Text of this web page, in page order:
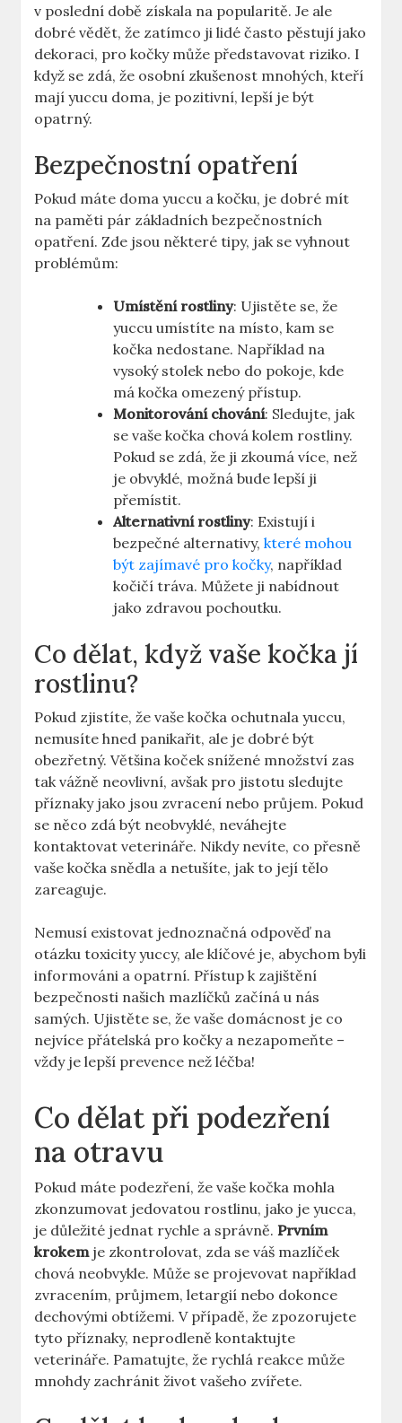
v poslední době získala na popularitě. Je ale
dobré vědět, že zatímco ji lidé často pěstují jako
dekoraci, pro kočky může představovat riziko. I
když se zdá, že osobní zkušenost mnohých, kteří
mají yuccu doma, je pozitivní, lepší je být
opatrný.
Bezpečnostní opatření
Pokud máte doma yuccu a kočku, je dobré mít
na paměti pár základních bezpečnostních
opatření. Zde jsou některé tipy, jak se vyhnout
problémům:
Umístění rostliny: Ujistěte se, že
yuccu umístíte na místo, kam se
kočka nedostane. Například na
vysoký stolek nebo do pokoje, kde
má kočka omezený přístup.
Monitorování chování: Sledujte, jak
se vaše kočka chová kolem rostliny.
Pokud se zdá, že ji zkoumá více, než
je obvyklé, možná bude lepší ji
přemístit.
Alternativní rostliny: Existují i
bezpečné alternativy,které mohou
být zajímavé pro kočky, například
kočičí tráva. Můžete ji nabídnout
jako zdravou pochoutku.
Co dělat, když vaše kočka jí
rostlinu?
Pokud zjistíte, že vaše kočka ochutnala yuccu,
nemusíte hned panikařit, ale je dobré být
obezřetný. Většina koček snížené množství zas
tak vážně neovlivní, avšak pro jistotu sledujte
příznaky jako jsou zvracení nebo průjem. Pokud
se něco zdá být neobvyklé, neváhejte
kontaktovat veterináře. Nikdy nevíte, co přesně
vaše kočka snědla a netušíte, jak to její tělo
zareaguje.
Nemusí existovat jednoznačná odpověď na
otázku toxicity yuccy, ale klíčové je, abychom byli
informováni a opatrní. Přístup k zajištění
bezpečnosti našich mazlíčků začíná u nás
samých. Ujistěte se, že vaše domácnost je co
nejvíce přátelská pro kočky a nezapomeňte –
vždy je lepší prevence než léčba!
Co dělat při podezření
na otravu
Pokud máte podezření, že vaše kočka mohla
zkonzumovat jedovatou rostlinu, jako je yucca,
je důležité jednat rychle a správně.Prvním
krokemje zkontrolovat, zda se váš mazlíček
chová neobvykle. Může se projevovat například
zvracením, průjmem, letargií nebo dokonce
dechovými obtížemi. V případě, že zpozorujete
tyto příznaky, neprodleně kontaktujte
veterináře. Pamatujte, že rychlá reakce může
mnohdy zachránit život vašeho zvířete.